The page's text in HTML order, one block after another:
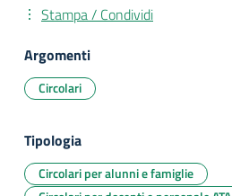
Stampa / Condividi
Argomenti
Circolari
Tipologia
Circolari per alunni e famiglie